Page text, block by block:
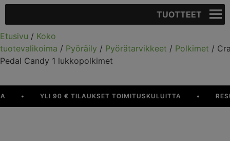
TUOTTEET
Etusivu / Koko
tuotevalikoima / Pyöräily / Pyörätarvikkeet / Polkimet /
Pedal Candy 1 lukkopolkimet
YLI 90 € TILAUKSET TOIMITUSKULUITTA